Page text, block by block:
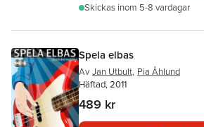
Skickas inom 5-8 vardagar
Spela elbas
Av Jan Utbult, Pia Åhlund
Häftad, 2011
489 kr